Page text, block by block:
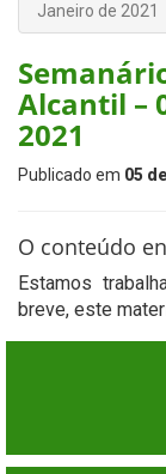
Janeiro de 2021
Alcantil –
2021
Publicado em 05
O conteúdo
Estamos
breve, este